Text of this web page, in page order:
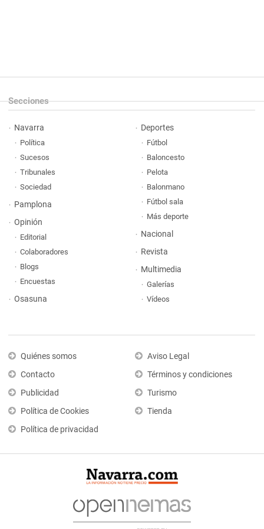
Secciones
Navarra
Política
Sucesos
Tribunales
Sociedad
Pamplona
Opinión
Editorial
Colaboradores
Blogs
Encuestas
Osasuna
Deportes
Fútbol
Baloncesto
Pelota
Balonmano
Fútbol sala
Más deporte
Nacional
Revista
Multimedia
Galerías
Vídeos
Quiénes somos
Contacto
Publicidad
Política de Cookies
Política de privacidad
Aviso Legal
Términos y condiciones
Turismo
Tienda